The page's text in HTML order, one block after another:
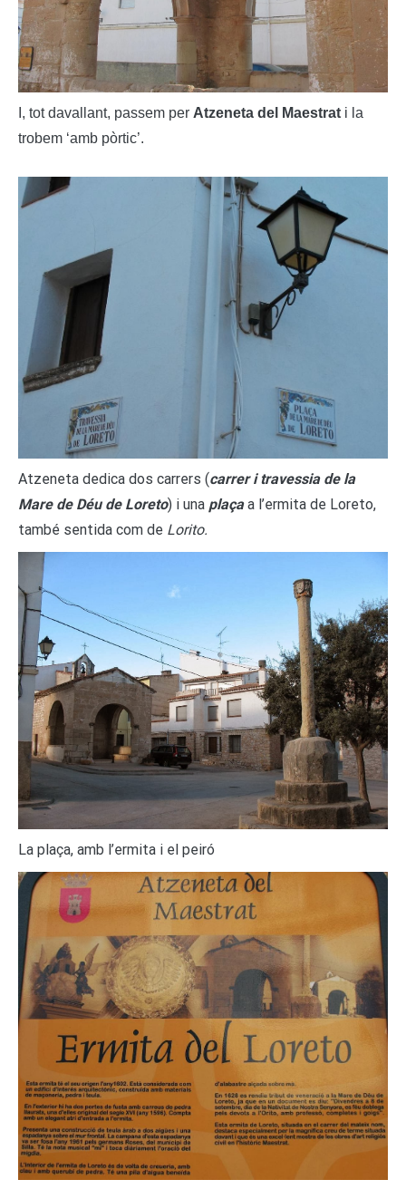
I, tot davallant, passem per Atzeneta del Maestrat i la
trobem ‘amb pòrtic’.
Atzeneta dedica dos carrers (carrer i travessia de la
Mare de Déu de Loreto) i una plaçaa l’ermita de Loreto,
també sentida com de Lorito.
La plaça, amb l’ermita i el peiró